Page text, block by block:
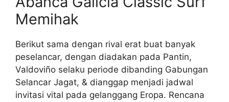
Memihak
Berikut sama dengan rival erat buat banyak
peselancar, dengan diadakan pada Pantin,
Valdoviño selaku periode dibanding Gabungan
Selancar Jagat, & dianggap menjadi jadwal
invitasi vital pada gelanggang Eropa. Rencana